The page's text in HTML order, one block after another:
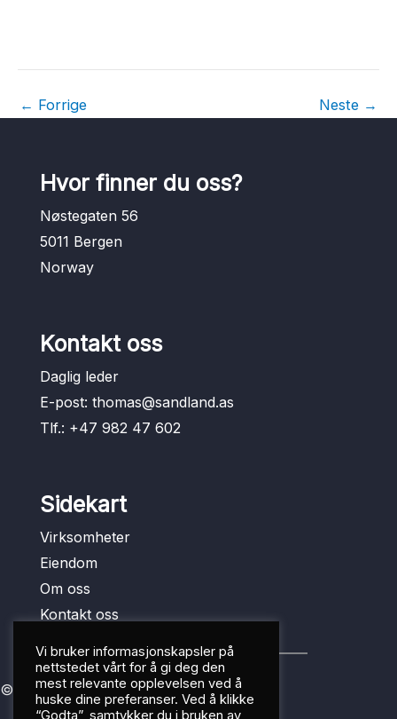
← Forrige Neste →
Hvor finner du oss?
Nøstegaten 56
5011 Bergen
Norway
Kontakt oss
Daglig leder
E-post: thomas@sandland.as
Tlf.: +47 982 47 602
Sidekart
Virksomheter
Eiendom
Om oss
Kontakt oss
© 2026 Sandland Holding AS
Vi bruker informasjonskapsler på
nettstedet vårt for å gi deg den
mest relevante opplevelsen ved å
huske dine preferanser. Ved å klikke
“Godta”, samtykker du i bruken av